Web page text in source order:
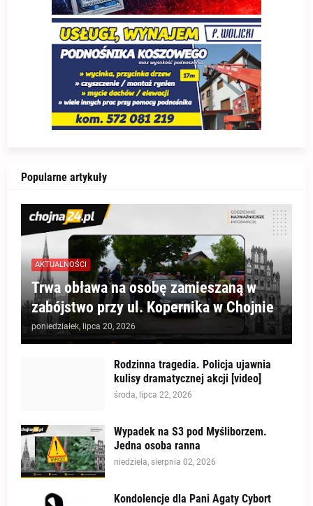
Popularne artykuły
AKTUALNOŚCI
Trwa obława na osobę zamieszaną w
zabójstwo przy ul. Kopernika w Chojnie
poniedziałek, lipca 20, 2026
Rodzinna tragedia. Policja ujawnia
kulisy dramatycznej akcji [video]
środa, lipca 22, 2026
Wypadek na S3 pod Myśliborzem.
Jedna osoba ranna
niedziela, sierpnia 02, 2026
Kondolencje dla Pani Agaty Cybort